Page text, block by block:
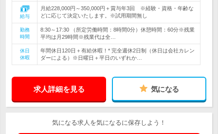
給与
月給228,000円～350,000円＋賞与年3回 ※経験・資格・年齢な
どに応じて決定いたします。※試用期間無し
勤務
時間
8:30～17:30 （所定労働時間：8時間0分）休憩時間：60分※残業
平均は月29時間※残業代は全…
休日
休暇
年間休日120日＋有給休暇！* 完全週休2日制（休日は会社カレン
ダーによる）※日曜日＋平日のいずれか…
求人詳細を見る 気になる
気になる求人を気になるに保存しよう！